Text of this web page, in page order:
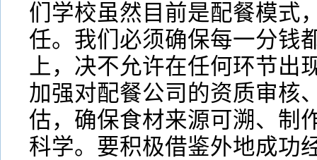
们学校虽然目前是配餐模式
任。我们必须确保每一分钱
上，决不允许在任何环节出
加强对配餐公司的资质审核
估，确保食材来源可溯、制
科学。要积极借鉴外地成功